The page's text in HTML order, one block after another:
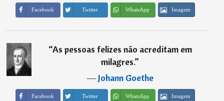
Facebook Twitter WhatsApp Imagem
“As pessoas felizes não acreditam em
milagres.”
―Johann Goethe
Facebook Twitter WhatsApp Imagem